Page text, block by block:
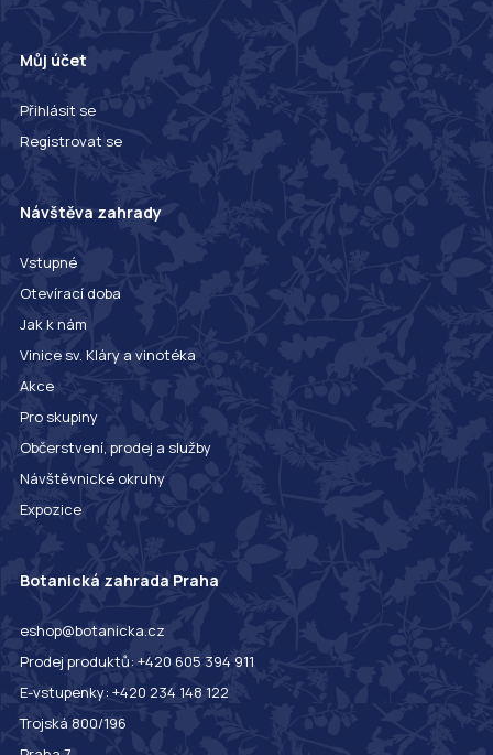
Můj účet
Přihlásit se
Registrovat se
Návštěva zahrady
Vstupné
Otevírací doba
Jak k nám
Vinice sv. Kláry a vinotéka
Akce
Pro skupiny
Občerstvení, prodej a služby
Návštěvnické okruhy
Expozice
Botanická zahrada Praha
eshop@botanicka.cz
Prodej produktů: +420 605 394 911
E-vstupenky: +420 234 148 122
Trojská 800/196